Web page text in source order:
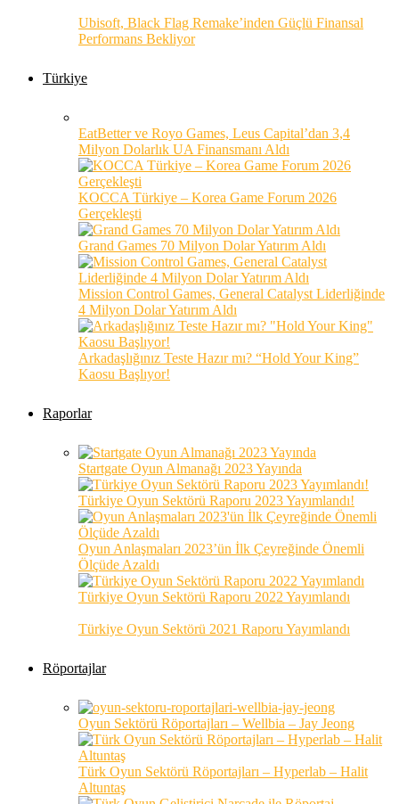
Ubisoft, Black Flag Remake’inden Güçlü Finansal
Performans Bekliyor
Türkiye
EatBetter ve Royo Games, Leus Capital’dan 3,4
Milyon Dolarlık UA Finansmanı Aldı
KOCCA Türkiye – Korea Game Forum 2026
Gerçekleşti
Grand Games 70 Milyon Dolar Yatırım Aldı
Mission Control Games, General Catalyst Liderliğinde
4 Milyon Dolar Yatırım Aldı
Arkadaşlığınız Teste Hazır mı? “Hold Your King”
Kaosu Başlıyor!
Raporlar
Startgate Oyun Almanağı 2023 Yayında
Türkiye Oyun Sektörü Raporu 2023 Yayımlandı!
Oyun Anlaşmaları 2023’ün İlk Çeyreğinde Önemli
Ölçüde Azaldı
Türkiye Oyun Sektörü Raporu 2022 Yayımlandı
Türkiye Oyun Sektörü 2021 Raporu Yayımlandı
Röportajlar
Oyun Sektörü Röportajları – Wellbia – Jay Jeong
Türk Oyun Sektörü Röportajları – Hyperlab – Halit
Altuntaş